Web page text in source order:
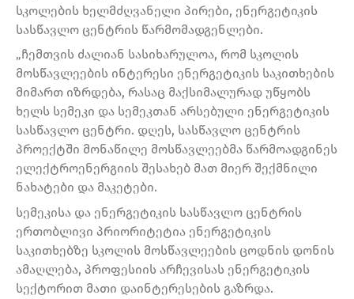
სკოლების ხელმძღვანელი პირები, ენერგეტიკის
სასწავლო ცენტრის წარმომადგენლები.
„ჩემთვის ძალიან სასიხარულოა, რომ სკოლის
მოსწავლეების ინტერესი ენერგეტიკის საკითხების
მიმართ იზრდება, რასაც მაქსიმალურად უწყობს
ხელს სემეკი და სემეკთან არსებული ენერგეტიკის
სასწავლო ცენტრი. დღეს, სასწავლო ცენტრის
პროექტში მონაწილე მოსწავლეებმა წარმოადგინეს
ელექტროენერგიის შესახებ მათ მიერ შექმნილი
ნახატები და მაკეტები.
სემეკისა და ენერგეტიკის სასწავლო ცენტრის
ერთობლივი პრიორიტეტია ენერგეტიკის
საკითხებზე სკოლის მოსწავლეების ცოდნის დონის
ამაღლება, პროფესიის არჩევისას ენერგეტიკის
სექტორით მათი დაინტერესების გაზრდა.